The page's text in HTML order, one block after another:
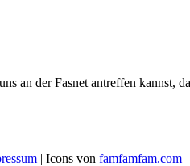
an der Fasnet antreffen kannst,
| Icons von famfamfam.com